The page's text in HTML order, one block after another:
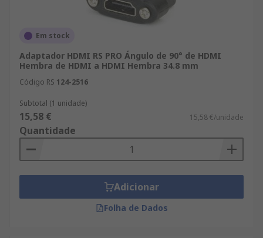
Em stock
Adaptador HDMI RS PRO Ángulo de 90° de HDMI
Hembra de HDMI a HDMI Hembra 34.8 mm
Código RS 124-2516
Subtotal (1 unidade)
15,58 € 15,58 €/unidade
Quantidade
Adicionar
Folha de Dados